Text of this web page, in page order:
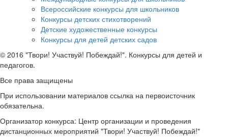
Всероссийские конкурсы для школьников
Конкурсы детских стихотворений
Детские художественные конкурсы
Конкурсы для детей детских садов
© 2016 "Твори! Участвуй! Побеждай!". Конкурсы для детей и
педагогов.
Все права защищены
При использовании материалов ссылка на первоисточник
обязательна.
Организатор конкурса: Центр организации и проведения
дистанционных мероприятий "Твори! Участвуй! Побеждай!"